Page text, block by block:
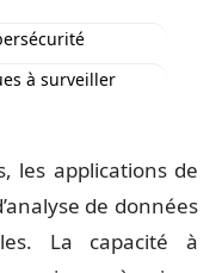
à surveiller
les applications de
de données
La capacité à